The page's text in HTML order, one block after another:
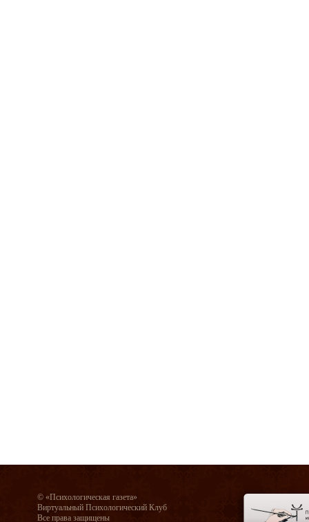
© «Психологическая газета»
Виртуальный Психологический Клуб
Все права защищены